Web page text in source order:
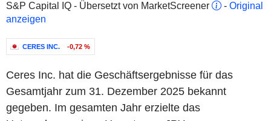
S&P Capital IQ - Übersetzt von MarketScreener
- Original
anzeigen
CERES INC. -0,72 %
Ceres Inc. hat die Geschäftsergebnisse für das
Gesamtjahr zum 31. Dezember 2025 bekannt
gegeben. Im gesamten Jahr erzielte das